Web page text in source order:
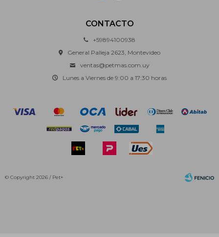
CONTACTO
+59894100938
General Palleja 2623, Montevideo
ventas@petmas.com.uy
Lunes a Viernes de 9:00 a 17:30 horas
© Copyright 2026 / Pet+